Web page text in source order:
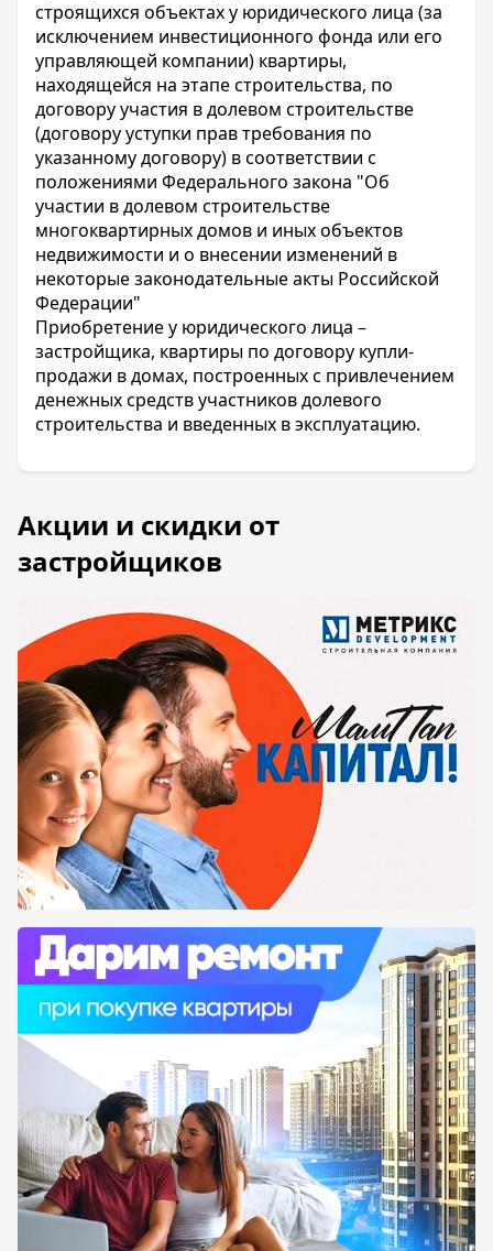
строящихся объектах у юридического лица (за
исключением инвестиционного фонда или его
управляющей компании) квартиры,
находящейся на этапе строительства, по
договору участия в долевом строительстве
(договору уступки прав требования по
указанному договору) в соответствии с
положениями Федерального закона "Об
участии в долевом строительстве
многоквартирных домов и иных объектов
недвижимости и о внесении изменений в
некоторые законодательные акты Российской
Федерации"
Приобретение у юридического лица –
застройщика, квартиры по договору купли-
продажи в домах, построенных с привлечением
денежных средств участников долевого
строительства и введенных в эксплуатацию.